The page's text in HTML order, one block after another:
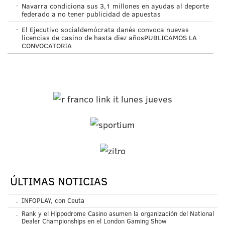
· Navarra condiciona sus 3,1 millones en ayudas al deporte
federado a no tener publicidad de apuestas
· El Ejecutivo socialdemócrata danés convoca nuevas
licencias de casino de hasta diez añosPUBLICAMOS LA
CONVOCATORIA
ÚLTIMAS NOTICIAS
. INFOPLAY, con Ceuta
. Rank y el Hippodrome Casino asumen la organización del National
Dealer Championships en el London Gaming Show